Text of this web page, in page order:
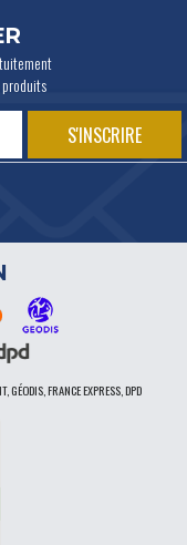
GÉODIS, FRANCE EXPRESS, DPD